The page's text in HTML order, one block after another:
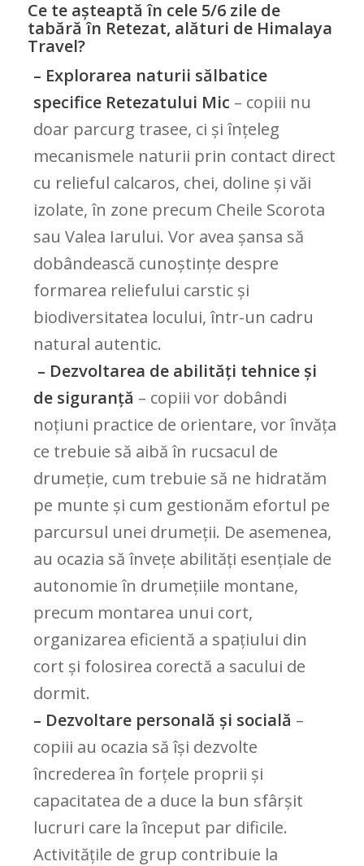
Ce te așteaptă în cele 5/6 zile de
tabără în Retezat, alături de Himalaya
Travel?
– Explorarea naturii sălbatice
specifice Retezatului Mic – copiii nu
doar parcurg trasee, ci și înțeleg
mecanismele naturii prin contact direct
cu relieful calcaros, chei, doline și văi
izolate, în zone precum Cheile Scorota
sau Valea Iarului. Vor avea șansa să
dobândească cunoștințe despre
formarea reliefului carstic și
biodiversitatea locului, într-un cadru
natural autentic.
– Dezvoltarea de abilități tehnice și
de siguranță – copiii vor dobândi
noțiuni practice de orientare, vor învăța
ce trebuie să aibă în rucsacul de
drumeție, cum trebuie să ne hidratăm
pe munte și cum gestionăm efortul pe
parcursul unei drumeții. De asemenea,
au ocazia să învețe abilități esențiale de
autonomie în drumețiile montane,
precum montarea unui cort,
organizarea eficientă a spațiului din
cort și folosirea corectă a sacului de
dormit.
– Dezvoltare personală și socială –
copiii au ocazia să își dezvolte
încrederea în forțele proprii și
capacitatea de a duce la bun sfârșit
lucruri care la început par dificile.
Activitățile de grup contribuie la